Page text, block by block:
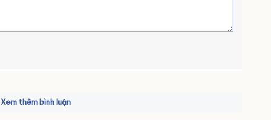
Xem thêm bình luận